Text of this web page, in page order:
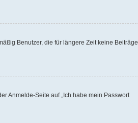
Benutzer, die für längere Zeit keine Beiträge
Anmelde-Seite auf „Ich habe mein Passwort